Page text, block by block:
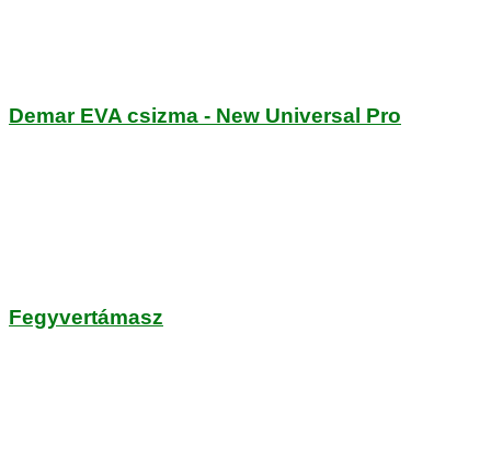
Demar EVA csizma - New Universal Pro
Fegyvertámasz